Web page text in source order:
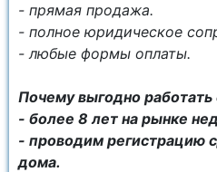
- прямая продажа.
- полное юридическое
- любые формы оплаты.
Почему выгодно
- более 8 лет на рынке
- проводим регистрацию
дома.